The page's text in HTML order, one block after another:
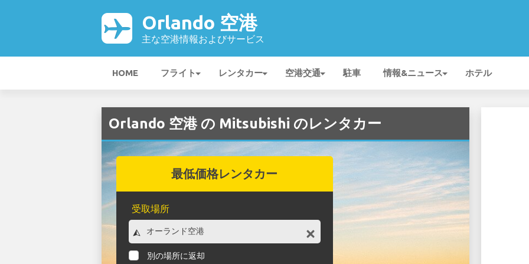
Orlando 空港
主な空港情報およびサービス
HOME フライト レンタカー 空港交通 駐車 情報&ニュース ホテル
Orlando 空港 の Mitsubishi のレンタカー
最低価格レンタカー
受取場所
別の場所に返却